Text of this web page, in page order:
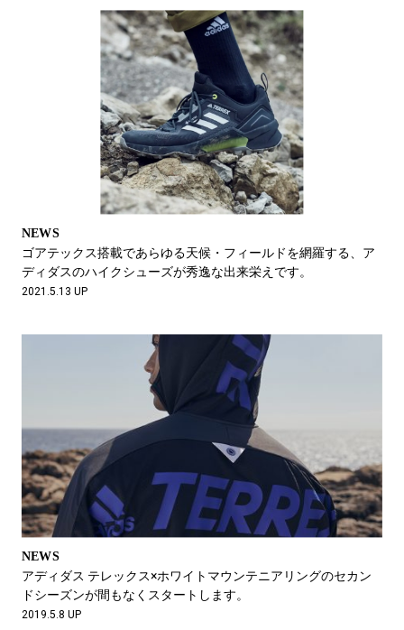
NEWS
ゴアテックス搭載であらゆる天候・フィールドを網羅する、ア
ディダスのハイクシューズが秀逸な出来栄えです。
2021.5.13 UP
NEWS
アディダス テレックス×ホワイトマウンテニアリングのセカン
ドシーズンが間もなくスタートします。
2019.5.8 UP